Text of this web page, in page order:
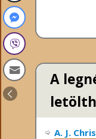
A
A. J.